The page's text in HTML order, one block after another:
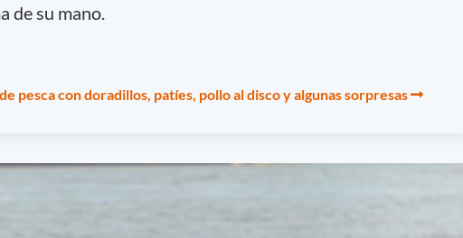
de su mano.
pesca con doradillos, patíes, pollo al disco y algunas sorpresas